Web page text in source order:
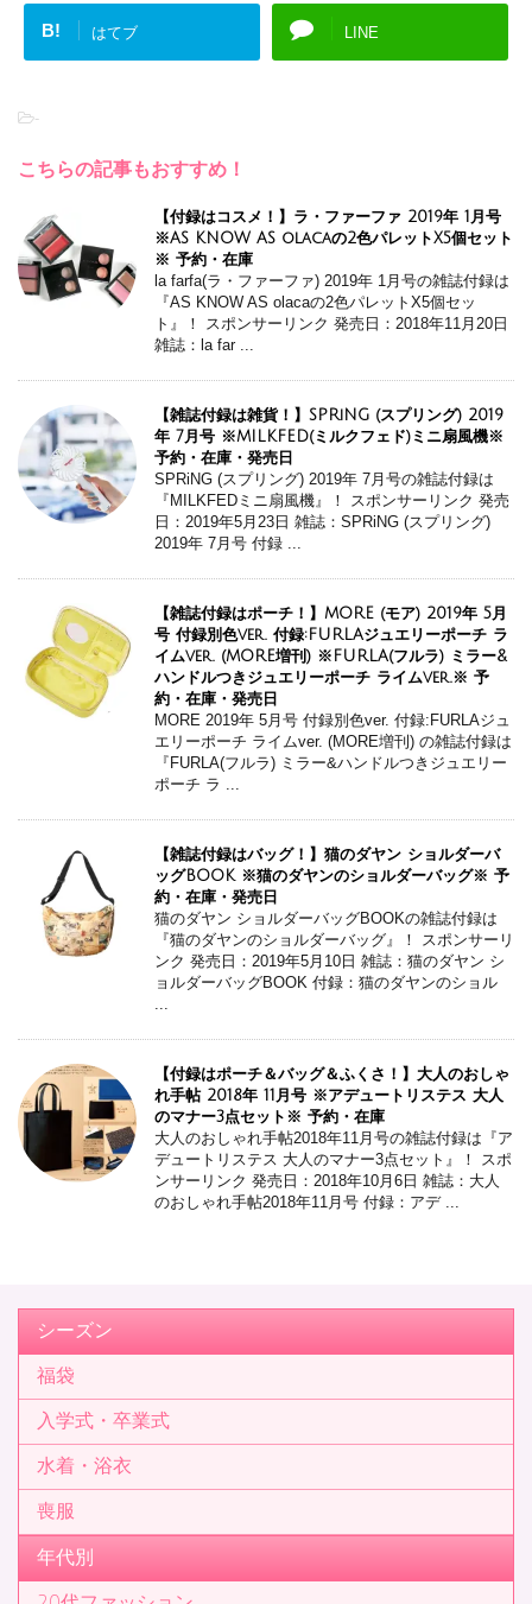
B! はてブ LINE
-
こちらの記事もおすすめ！
【付録はコスメ！】ラ・ファーファ 2019年 1月号
※AS KNOW AS olacaの2色パレットX5個セット
※ 予約・在庫
la farfa(ラ・ファーファ) 2019年 1月号の雑誌付録は
『AS KNOW AS olacaの2色パレットX5個セッ
ト』！ スポンサーリンク 発売日：2018年11月20日
雑誌：la far ...
【雑誌付録は雑貨！】SPRiNG (スプリング) 2019
年 7月号 ※MILKFED(ミルクフェド)ミニ扇風機※
予約・在庫・発売日
SPRiNG (スプリング) 2019年 7月号の雑誌付録は
『MILKFEDミニ扇風機』！ スポンサーリンク 発売
日：2019年5月23日 雑誌：SPRiNG (スプリング)
2019年 7月号 付録 ...
【雑誌付録はポーチ！】MORE (モア) 2019年 5月
号 付録別色ver. 付録:FURLAジュエリーポーチ ラ
イムver. (MORE増刊) ※FURLA(フルラ) ミラー&
ハンドルつきジュエリーポーチ ライムver.※ 予
約・在庫・発売日
MORE 2019年 5月号 付録別色ver. 付録:FURLAジュ
エリーポーチ ライムver. (MORE増刊) の雑誌付録は
『FURLA(フルラ) ミラー&ハンドルつきジュエリー
ポーチ ラ ...
【雑誌付録はバッグ！】猫のダヤン ショルダーバ
ッグBOOK ※猫のダヤンのショルダーバッグ※ 予
約・在庫・発売日
猫のダヤン ショルダーバッグBOOKの雑誌付録は
『猫のダヤンのショルダーバッグ』！ スポンサーリ
ンク 発売日：2019年5月10日 雑誌：猫のダヤン シ
ョルダーバッグBOOK 付録：猫のダヤンのショル
...
【付録はポーチ＆バッグ＆ふくさ！】大人のおしゃ
れ手帖 2018年 11月号 ※アデュートリステス 大人
のマナー3点セット※ 予約・在庫
大人のおしゃれ手帖2018年11月号の雑誌付録は『ア
デュートリステス 大人のマナー3点セット』！ スポ
ンサーリンク 発売日：2018年10月6日 雑誌：大人
のおしゃれ手帖2018年11月号 付録：アデ ...
シーズン
福袋
入学式・卒業式
水着・浴衣
喪服
年代別